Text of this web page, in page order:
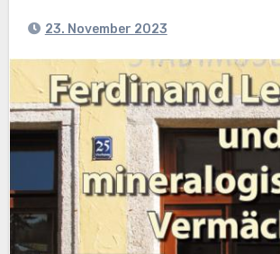
23. November 2023